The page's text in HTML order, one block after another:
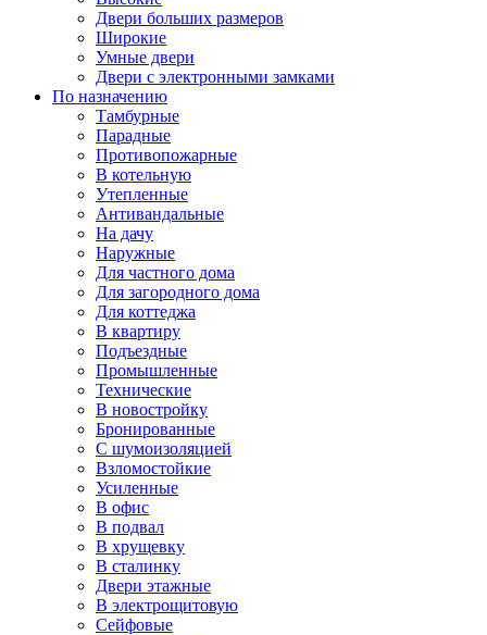
Двери больших размеров
Широкие
Умные двери
Двери с электронными замками
По назначению
Тамбурные
Парадные
Противопожарные
В котельную
Утепленные
Антивандальные
На дачу
Наружные
Для частного дома
Для загородного дома
Для коттеджа
В квартиру
Подъездные
Промышленные
Технические
В новостройку
Бронированные
С шумоизоляцией
Взломостойкие
Усиленные
В офис
В подвал
В хрущевку
В сталинку
Двери этажные
В электрощитовую
Сейфовые